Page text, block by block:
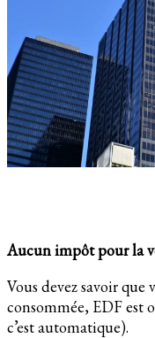
Aucun impôt pour la
Vous devez savoir
consommée, EDF est
c’est automatique).